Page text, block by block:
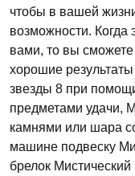
чтобы в вашей
возможности. Когда
вами, то вы
хорошие
звезды 8 при
предметами удачи,
камнями или шара
машине подвеску
брелок